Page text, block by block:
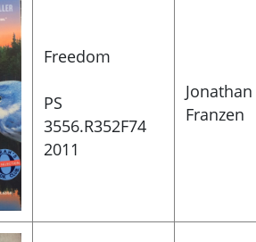
Freedom
PS
3556.R352F74
2011
Jonathan
Franzen